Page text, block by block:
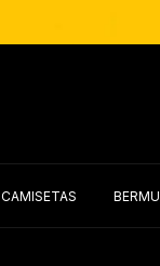
CAMISETAS